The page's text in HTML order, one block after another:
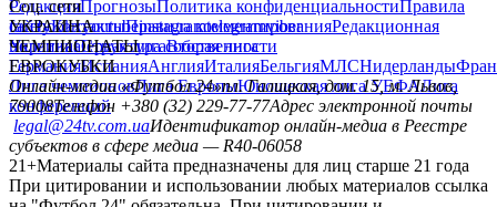
РедакцияПрогнозыПолитика конфиденциальностиПравила
сайтуКонтактыПравила комментированияРедакционная
политикаСтруктура собственности
Соц. сети
facebookxyoutubeinstagramtelegramviber
УКРАИНА
УкраинаПервая лигаВторая лига
ЧЕМПИОНАТЫ
ГерманияИспанияАнглияИталияБельгияМЛСНидерланды
ЕВРОКУБКИ
Лига чемпионовЛига ЕвропыЮношеская лига УЕФАЛига
конференций
Онлайн-медиа «Футбол 24»пл. Галицкая, дом. 15, м. Львов,
79008Телефон +380 (32) 229-77-77Адрес электронной почты
legal@24tv.com.uaИдентификатор онлайн-медиа в Реестре
субъектов в сфере медиа — R40-06058
21+Материалы сайта предназначены для лиц старше 21 года
При цитировании и использовании любых материалов ссылка